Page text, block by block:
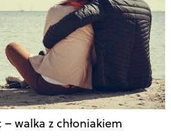
walka z chłoniakiem